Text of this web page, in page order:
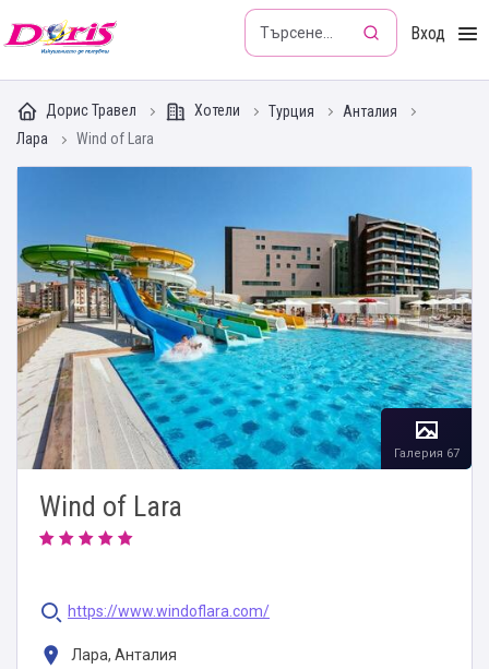
Doris - Изкушението да пътуваш Вход
Дорис Травел Хотели Турция
Анталия
Лара
Wind of Lara
Wind of Lara
https://www.windoflara.com/
Лара, Анталия
Галерия 67